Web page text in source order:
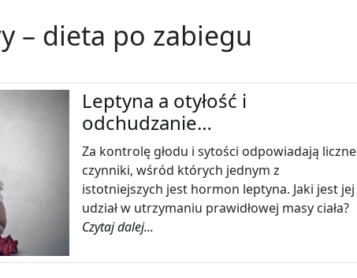
– dieta po zabiegu
Leptyna a otyłość i
odchudzanie…
Za kontrolę głodu i sytości odpowiadają liczne
czynniki, wśród których jednym z
istotniejszych jest hormon leptyna. Jaki jest jej
udział w utrzymaniu prawidłowej masy ciała?
Czytaj dalej...